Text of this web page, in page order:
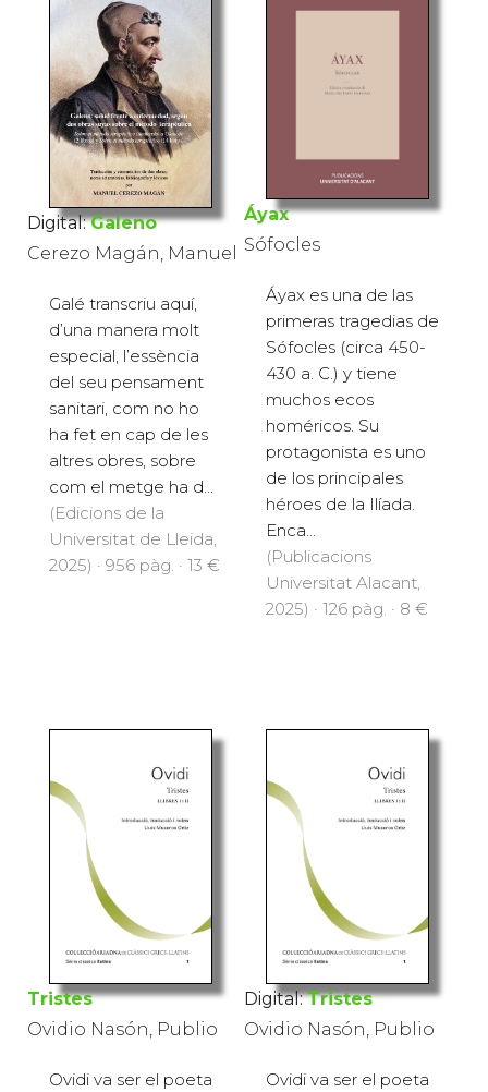
Digital: Galeno
Cerezo Magán, Manuel
Galé transcriu aquí,
d’una manera molt
especial, l’essència
del seu pensament
sanitari, com no ho
ha fet en cap de les
altres obres, sobre
com el metge ha d...
(Edicions de la
Universitat de Lleida,
2025) · 956 pàg. · 13 €
Áyax
Sófocles
Áyax es una de las
primeras tragedias de
Sófocles (circa 450-
430 a. C.) y tiene
muchos ecos
homéricos. Su
protagonista es uno
de los principales
héroes de la Ilíada.
Enca...
(Publicacions
Universitat Alacant,
2025) · 126 pàg. · 8 €
Tristes
Ovidio Nasón, Publio
Ovidi va ser el poeta
Digital: Tristes
Ovidio Nasón, Publio
Ovidi va ser el poeta